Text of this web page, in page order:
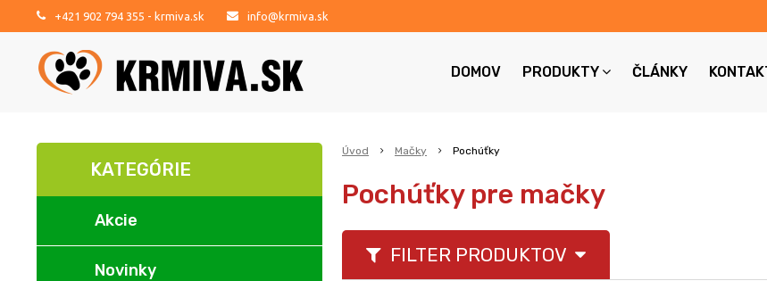
+421 902 794 355 - krmiva.sk info@krmiva.sk
DOMOV PRODUKTY ČLÁNKY
Úvod Mačky Pochúťky
Pochúťky pre mačky
FILTER PRODUKTOV
KATEGÓRIE
Akcie
Novinky